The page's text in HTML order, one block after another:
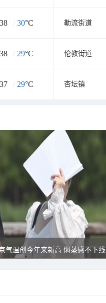
38 / 30°C 勒流街道
38 / 29°C 伦教街道
37 / 29°C 杏坛镇
气温创今年来新高 焖蒸感不下线